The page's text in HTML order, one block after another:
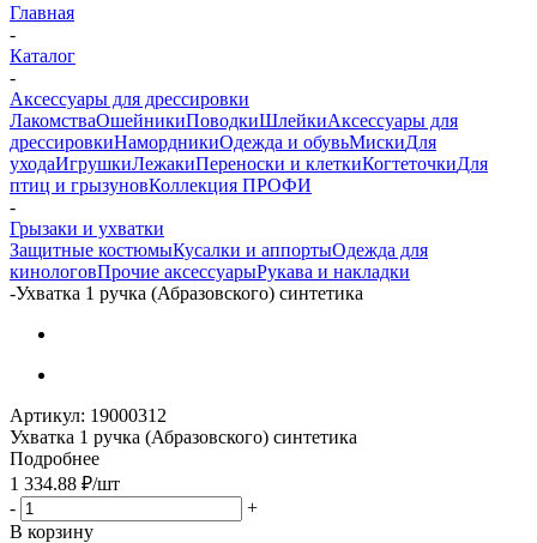
Главная
-
Каталог
-
Аксессуары для дрессировки
ЛакомстваОшейникиПоводкиШлейкиАксессуары для
дрессировкиНамордникиОдежда и обувьМискиДля
уходаИгрушкиЛежакиПереноски и клеткиКогтеточкиДля
птиц и грызуновКоллекция ПРОФИ
-
Грызаки и ухватки
Защитные костюмыКусалки и аппортыОдежда для
кинологовПрочие аксессуарыРукава и накладки
-Ухватка 1 ручка (Абразовского) синтетика
Артикул: 19000312
Ухватка 1 ручка (Абразовского) синтетика
Подробнее
1 334.88 ₽/шт
-
+
В корзину